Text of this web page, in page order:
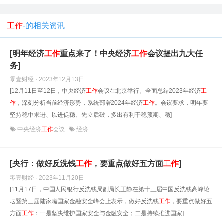
工作-的相关资讯
[明年经济工作重点来了！中央经济工作会议提出九大任
务]
零壹财经 · 2023年12月13日
[12月11日至12日，中央经济工作会议在北京举行。全面总结2023年经济工
作 ，深刻分析当前经济形势，系统部署2024年经济工作。会议要求，明年要
坚持稳中求进、以进促稳、先立后破，多出有利于稳预期、稳]
中央经济工作会议 经济
[央行：做好反洗钱工作，要重点做好五方面工作]
零壹财经 · 2023年11月20日
[11月17日，中国人民银行反洗钱局副局长王静在第十三届中国反洗钱高峰论
坛暨第三届陆家嘴国家金融安全峰会上表示，做好反洗钱工作 ，要重点做好五
方面工作 ：一是坚决维护国家安全与金融安全；二是持续推进国家]